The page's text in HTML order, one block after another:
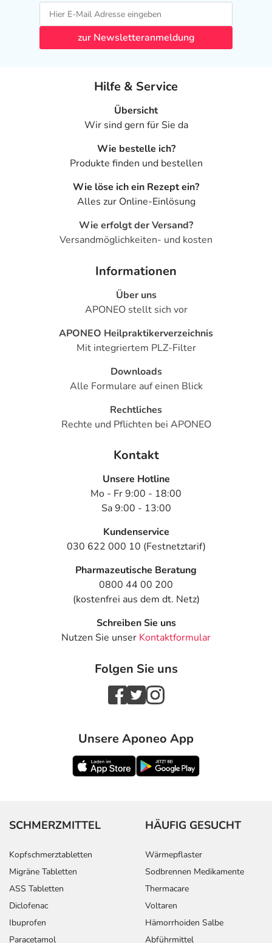
zur Newsletteranmeldung
Hilfe & Service
Übersicht
Wir sind gern für Sie da
Wie bestelle ich?
Produkte finden und bestellen
Wie löse ich ein Rezept ein?
Alles zur Online-Einlösung
Wie erfolgt der Versand?
Versandmöglichkeiten- und kosten
Informationen
Über uns
APONEO stellt sich vor
APONEO Heilpraktikerverzeichnis
Mit integriertem PLZ-Filter
Downloads
Alle Formulare auf einen Blick
Rechtliches
Rechte und Pflichten bei APONEO
Kontakt
Unsere Hotline
Mo - Fr 9:00 - 18:00
Sa 9:00 - 13:00
Kundenservice
030 622 000 10 (Festnetztarif)
Pharmazeutische Beratung
0800 44 00 200
(kostenfrei aus dem dt. Netz)
Schreiben Sie uns
Nutzen Sie unser Kontaktformular
Folgen Sie uns
Unsere Aponeo App
SCHMERZMITTEL
Kopfschmerztabletten
Migräne Tabletten
ASS Tabletten
Diclofenac
Ibuprofen
Paracetamol
HÄUFIG GESUCHT
Wärmepflaster
Sodbrennen Medikamente
Thermacare
Voltaren
Hämorrhoiden Salbe
Abführmittel